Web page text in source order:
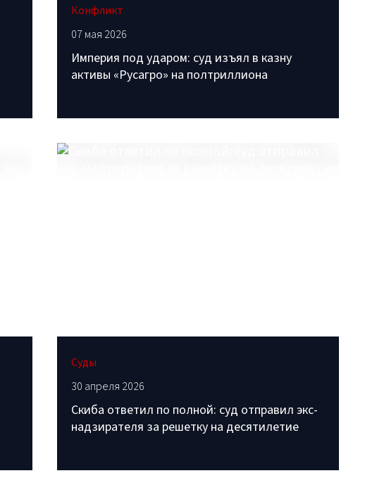
Конфликт
07 мая 2026
Империя под ударом: суд изъял в казну
активы «Русагро» на полтриллиона
Суды
30 апреля 2026
Скиба ответил по полной: суд отправил экс-
надзирателя за решетку на десятилетие